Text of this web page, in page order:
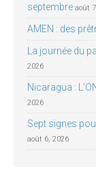
septembre août
AMEN : des
La journée du
2026
Nicaragua :
2026
Sept signes
août 6, 2026